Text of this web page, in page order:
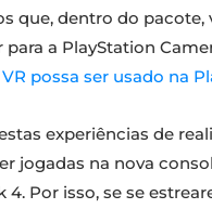
que, dentro do pacote,
a PlayStation
possa ser usado na
experiências de
jogadas na nova
4. Por isso, se se